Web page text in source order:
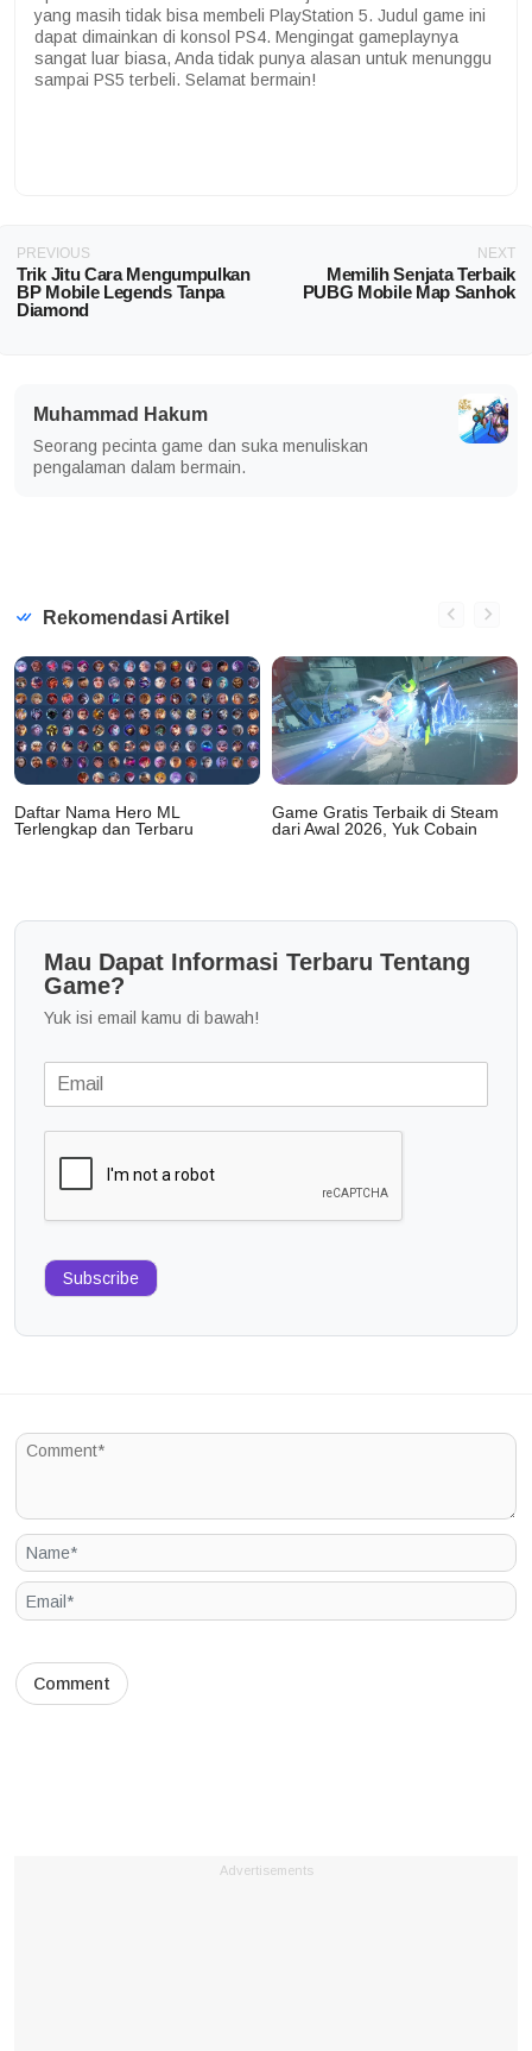
yang masih tidak bisa membeli PlayStation 5. Judul game ini
dapat dimainkan di konsol PS4. Mengingat gameplaynya
sangat luar biasa, Anda tidak punya alasan untuk menunggu
sampai PS5 terbeli. Selamat bermain!
PREVIOUS
Trik Jitu Cara Mengumpulkan
BP Mobile Legends Tanpa
Diamond
NEXT
Memilih Senjata Terbaik
PUBG Mobile Map Sanhok
Muhammad Hakum
Seorang pecinta game dan suka menuliskan
pengalaman dalam bermain.
Rekomendasi Artikel
Daftar Nama Hero ML
Terlengkap dan Terbaru
Game Gratis Terbaik di Steam
dari Awal 2026, Yuk Cobain
Mau Dapat Informasi Terbaru Tentang
Game?
Yuk isi email kamu di bawah!
Subscribe
Advertisements